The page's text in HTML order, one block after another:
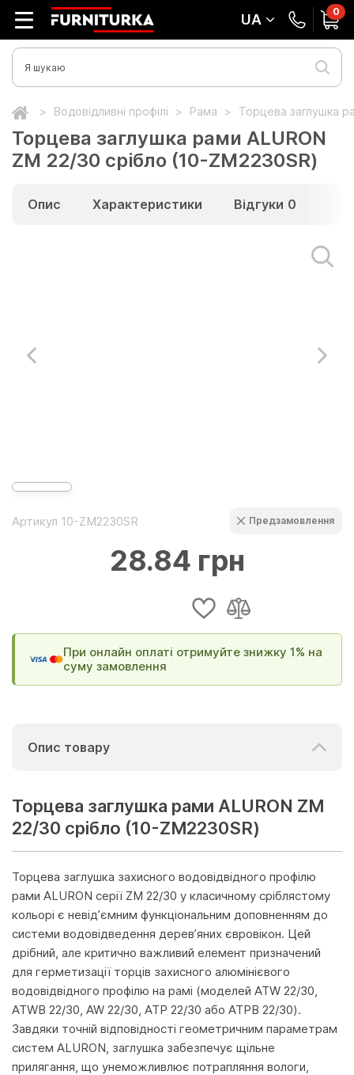
UA 0
Водовідливні профілі Рама Торцева заглушка
Торцева заглушка рами ALURON
ZM 22/30 срібло (10-ZM2230SR)
Опис Характеристики Відгуки 0
Артикул 10-ZM2230SR Предзамовлення
28.84 грн
При онлайн оплаті отримуйте знижку 1% на
суму замовлення
Опис товару
Торцева заглушка рами ALURON ZM
22/30 срібло (10-ZM2230SR)
Торцева заглушка захисного водовідвідного профілю
рами ALURON серії ZM 22/30 у класичному сріблястому
кольорі є невід’ємним функціональним доповненням до
системи водовідведення дерев’яних євровікон. Цей
дрібний, але критично важливий елемент призначений
для герметизації торців захисного алюмінієвого
водовідвідного профілю на рамі (моделей ATW 22/30,
ATWB 22/30, AW 22/30, ATP 22/30 або ATPB 22/30).
Завдяки точній відповідності геометричним параметрам
систем ALURON, заглушка забезпечує щільне
прилягання, що унеможливлює потрапляння вологи,